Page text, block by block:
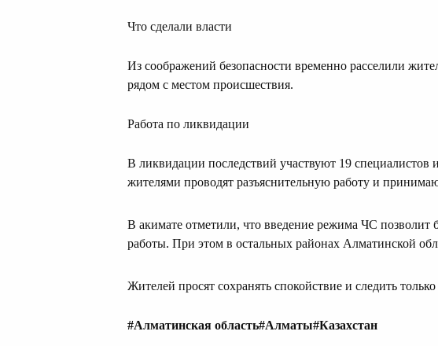
Что сделали власти
Из соображений безопасности временно расселили
рядом с местом происшествия.
Работа по ликвидации
В ликвидации последствий участвуют 19
жителями проводят разъяснительную работу и
В акимате отметили, что введение режима ЧС позволит
работы. При этом в остальных районах Алматинской
Жителей просят сохранять спокойствие и следить
#Алматинская область#Алматы#Казахстан